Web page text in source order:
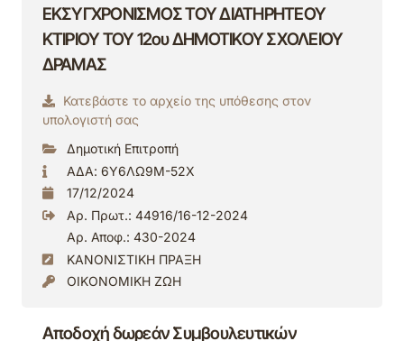
ΕΚΣΥΓΧΡΟΝΙΣΜΟΣ ΤΟΥ ΔΙΑΤΗΡΗΤΕΟΥ
ΚΤΙΡΙΟΥ ΤΟΥ 12ου ΔΗΜΟΤΙΚΟΥ ΣΧΟΛΕΙΟΥ
ΔΡΑΜΑΣ
Κατεβάστε το αρχείο της υπόθεσης στον
υπολογιστή σας
Δημοτική Επιτροπή
ΑΔΑ: 6Υ6ΛΩ9Μ-52Χ
17/12/2024
Αρ. Πρωτ.: 44916/16-12-2024
Αρ. Αποφ.: 430-2024
ΚΑΝΟΝΙΣΤΙΚΗ ΠΡΑΞΗ
ΟΙΚΟΝΟΜΙΚΗ ΖΩΗ
Αποδοχή δωρεάν Συμβουλευτικών